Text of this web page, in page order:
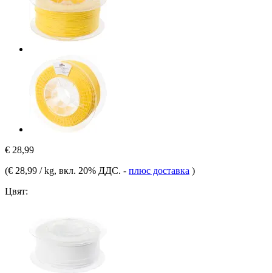
€ 28,99
(€ 28,99 / kg, вкл. 20% ДДС. - плюс доставка )
Цвят: